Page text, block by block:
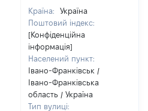
Країна:
Україна
Поштовий індекс:
[Конфіденційна
інформація]
Населений пункт:
Івано-Франківськ /
Івано-Франківська
область / Україна
Тип вулиці: